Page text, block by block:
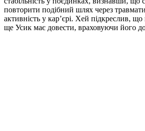
повторити подібний шлях через
активність у кар’єрі. Хей підкреслив,
ще Усик має довести, враховуючи його